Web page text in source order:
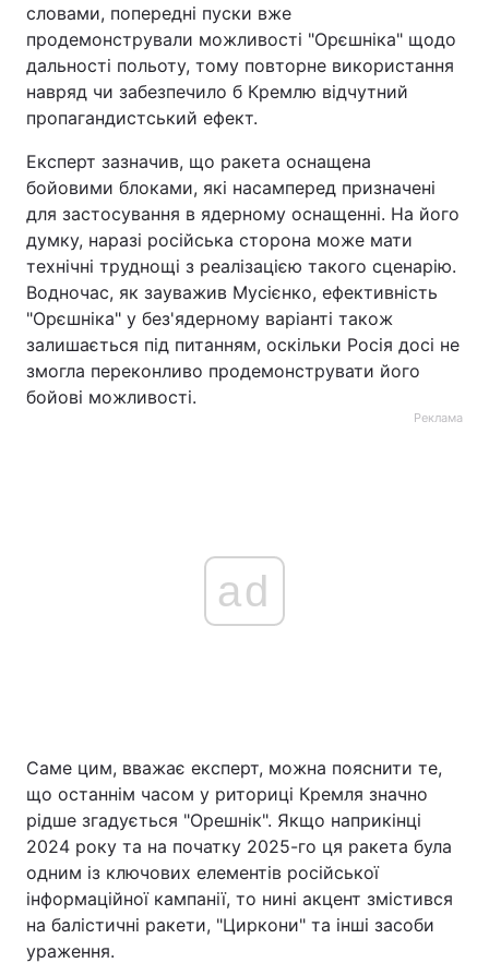
словами, попередні пуски вже
продемонстрували можливості "Орєшніка" щодо
дальності польоту, тому повторне використання
навряд чи забезпечило б Кремлю відчутний
пропагандистський ефект.
Експерт зазначив, що ракета оснащена
бойовими блоками, які насамперед призначені
для застосування в ядерному оснащенні. На його
думку, наразі російська сторона може мати
технічні труднощі з реалізацією такого сценарію.
Водночас, як зауважив Мусієнко, ефективність
"Орєшніка" у без'ядерному варіанті також
залишається під питанням, оскільки Росія досі не
змогла переконливо продемонструвати його
бойові можливості.
Реклама
ad
Саме цим, вважає експерт, можна пояснити те,
що останнім часом у риториці Кремля значно
рідше згадується "Орешнік". Якщо наприкінці
2024 року та на початку 2025-го ця ракета була
одним із ключових елементів російської
інформаційної кампанії, то нині акцент змістився
на балістичні ракети, "Циркони" та інші засоби
ураження.